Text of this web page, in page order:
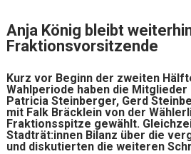
Anja König bleibt
Fraktionsvorsitzende
Kurz vor Beginn der zweiten
Wahlperiode haben die
Patricia Steinberger, Gerd
mit Falk Bräcklein von der
Fraktionsspitze gewählt.
Stadträt:innen Bilanz über die
und diskutierten die weiteren